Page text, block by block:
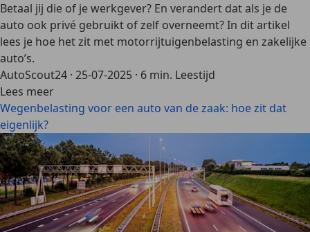
Betaal jij die of je werkgever? En verandert dat als je de
auto ook privé gebruikt of zelf overneemt? In dit artikel
lees je hoe het zit met motorrijtuigenbelasting en zakelijke
auto’s.
AutoScout24 · 25-07-2025 · 6 min. Leestijd
Lees meer
Wegenbelasting voor een auto van de zaak: hoe zit dat
eigenlijk?